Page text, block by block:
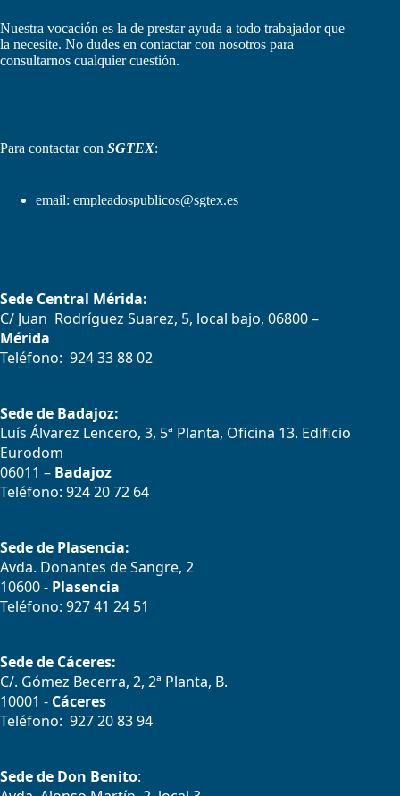
Nuestra vocación es la de prestar ayuda a todo trabajador que
la necesite. No dudes en contactar con nosotros para
consultarnos cualquier cuestión.
Para contactar con SGTEX:
email: empleadospublicos@sgtex.es
Sede Central Mérida:
C/ Juan Rodríguez Suarez, 5, local bajo, 06800 –
Mérida
Teléfono: 924 33 88 02
Sede de Badajoz:
Luís Álvarez Lencero, 3, 5ª Planta, Oficina 13. Edificio
Eurodom
06011 – Badajoz
Teléfono: 924 20 72 64
Sede de Plasencia:
Avda. Donantes de Sangre, 2
10600 - Plasencia
Teléfono: 927 41 24 51
Sede de Cáceres:
C/. Gómez Becerra, 2, 2ª Planta, B.
10001 - Cáceres
Teléfono: 927 20 83 94
Sede de Don Benito: